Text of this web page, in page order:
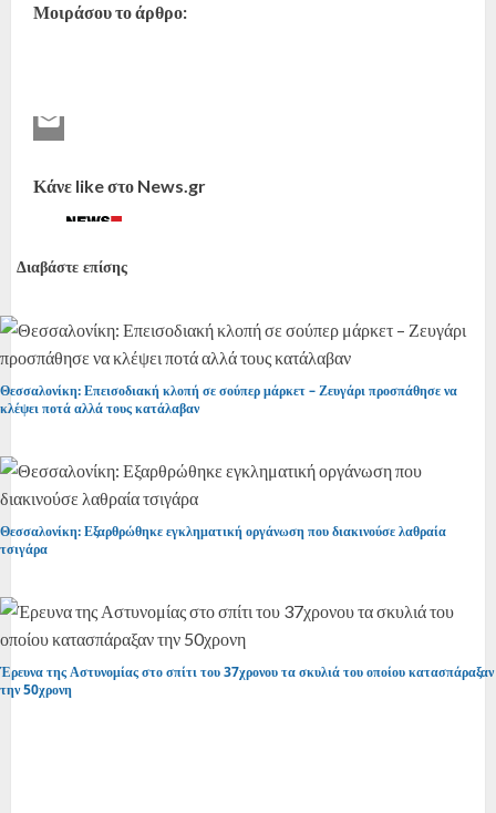
Μοιράσου το άρθρο:
Κάνε like στο News.gr
Διαβάστε επίσης
Θεσσαλονίκη: Επεισοδιακή κλοπή σε σούπερ μάρκετ – Ζευγάρι προσπάθησε να
κλέψει ποτά αλλά τους κατάλαβαν
Θεσσαλονίκη: Εξαρθρώθηκε εγκληματική οργάνωση που διακινούσε λαθραία
τσιγάρα
Έρευνα της Αστυνομίας στο σπίτι του 37χρονου τα σκυλιά του οποίου κατασπάραξαν
την 50χρονη